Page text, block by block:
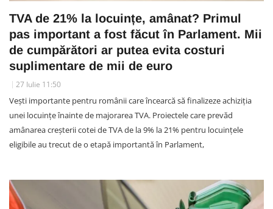
TVA de 21% la locuințe, amânat? Primul
pas important a fost făcut în Parlament. Mii
de cumpărători ar putea evita costuri
suplimentare de mii de euro
27 Iulie 11:50
Vești importante pentru românii care încearcă să finalizeze achiziția
unei locuințe înainte de majorarea TVA. Proiectele care prevăd
amânarea creșterii cotei de TVA de la 9% la 21% pentru locuințele
eligibile au trecut de o etapă importantă în Parlament,